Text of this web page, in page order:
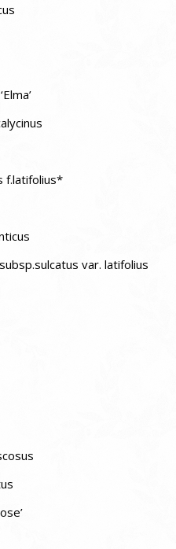
f.latifolius*
var. latifolius